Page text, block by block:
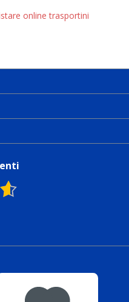
online trasportini